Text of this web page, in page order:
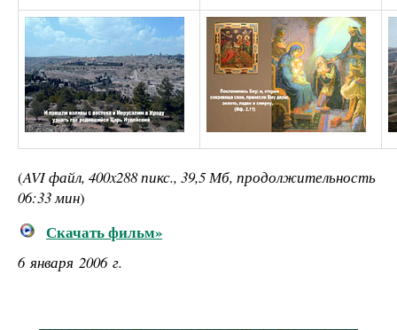
(AVI файл, 400x288 пикс., 39,5 Мб, продолжительность
06:33 мин)
Скачать фильм»
6 января 2006 г.